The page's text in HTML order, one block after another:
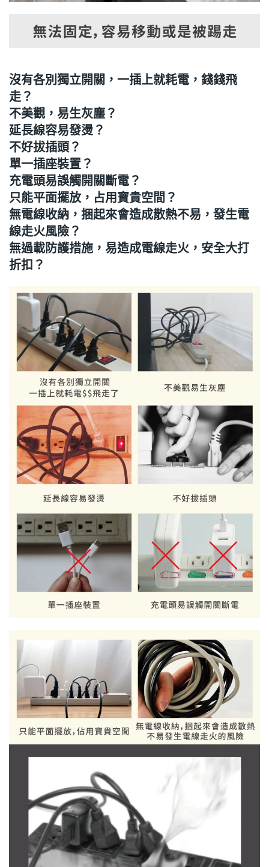
沒有各別獨立開關，一插上就耗電，錢錢飛
走？
不美觀，易生灰塵？
延長線容易發燙？
不好拔插頭？
單一插座裝置？
充電頭易誤觸開關斷電？
只能平面擺放，占用寶貴空間？
無電線收納，捆起來會造成散熱不易，發生電
線走火風險？
無過載防護措施，易造成電線走火，安全大打
折扣？